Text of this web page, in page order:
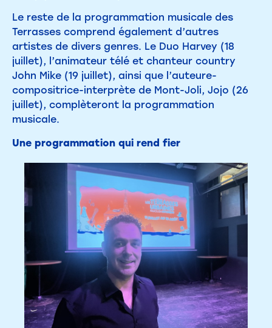
Le reste de la programmation musicale des
Terrasses comprend également d’autres
artistes de divers genres. Le Duo Harvey (18
juillet), l’animateur télé et chanteur country
John Mike (19 juillet), ainsi que l’auteure-
compositrice-interprète de Mont-Joli, Jojo (26
juillet), complèteront la programmation
musicale.
Une programmation qui rend fier